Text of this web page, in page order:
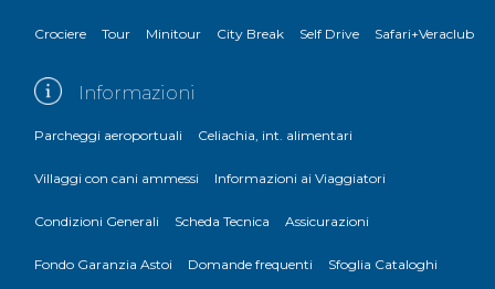
Crociere Tour Minitour City Break Self Drive Safari+Veraclub
Informazioni
Parcheggi aeroportuali Celiachia, int. alimentari
Villaggi con cani ammessi Informazioni ai Viaggiatori
Condizioni Generali Scheda Tecnica Assicurazioni
Fondo Garanzia Astoi Domande frequenti Sfoglia Cataloghi